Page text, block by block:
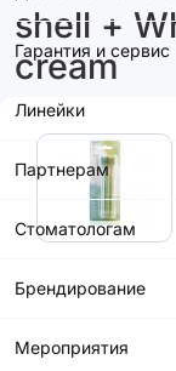
Гарантия и сервис
Линейки
Партнерам
Стоматологам
Брендирование
Мероприятия
shell +
cream